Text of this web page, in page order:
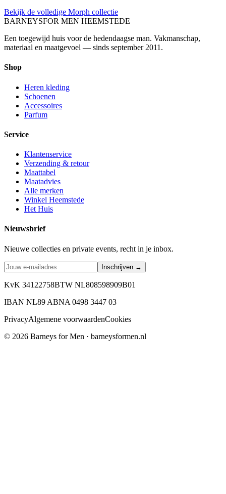
Bekijk de volledige Morph collectie
BARNEYSFOR MEN HEEMSTEDE
Een toegewijd huis voor de hedendaagse man. Vakmanschap,
materiaal en maatgevoel — sinds september 2011.
Shop
Heren kleding
Schoenen
Accessoires
Parfum
Service
Klantenservice
Verzending & retour
Maattabel
Maatadvies
Alle merken
Winkel Heemstede
Het Huis
Nieuwsbrief
Nieuwe collecties en private events, recht in je inbox.
Inschrijven →
KvK 34122758BTW NL808598909B01
IBAN NL89 ABNA 0498 3447 03
PrivacyAlgemene voorwaardenCookies
© 2026 Barneys for Men · barneysformen.nl